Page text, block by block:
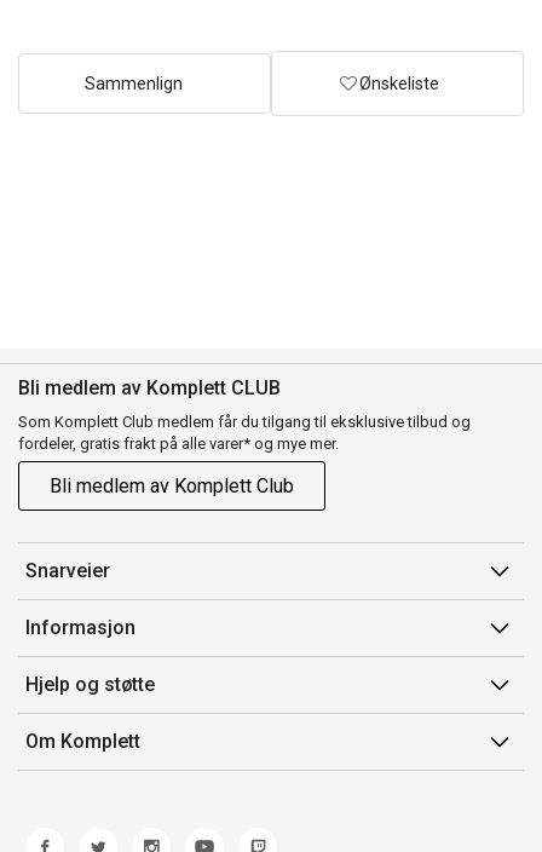
Sammenlign Ønskeliste
Bli medlem av Komplett CLUB
Som Komplett Club medlem får du tilgang til eksklusive tilbud og
fordeler, gratis frakt på alle varer* og mye mer.
Bli medlem av Komplett Club
Snarveier
Min side
Ordreoversikt
Flex
Komplett Club
Informasjon
Salgsbetingelser
Medlemsvilkår for Komplett Club
Merker/produsent
Hjelp og støtte
Kontakt oss
Kundeservice
Om Komplett